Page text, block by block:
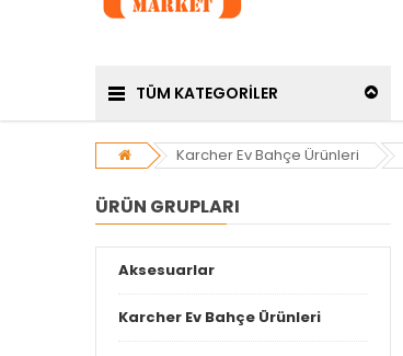
TÜM KATEGORİLER
Karcher Ev Bahçe Ürünleri
ÜRÜN GRUPLARI
Aksesuarlar
Karcher Ev Bahçe Ürünleri